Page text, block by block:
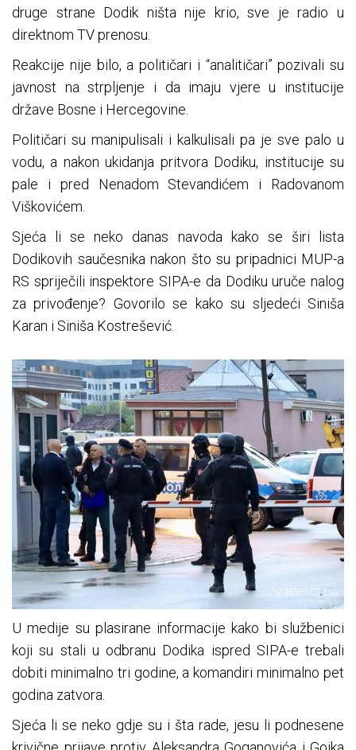
druge strane Dodik ništa nije krio, sve je radio u
direktnom TV prenosu.
Reakcije nije bilo, a političari i “analitičari” pozivali su
javnost na strpljenje i da imaju vjere u institucije
države Bosne i Hercegovine.
Političari su manipulisali i kalkulisali pa je sve palo u
vodu, a nakon ukidanja pritvora Dodiku, institucije su
pale i pred Nenadom Stevandićem i Radovanom
Viškovićem.
Sjeća li se neko danas navoda kako se širi lista
Dodikovih saučesnika nakon što su pripadnici MUP-a
RS spriječili inspektore SIPA-e da Dodiku uruče nalog
za privođenje? Govorilo se kako su sljedeći Siniša
Karan i Siniša Kostrešević.
U medije su plasirane informacije kako bi službenici
koji su stali u odbranu Dodika ispred SIPA-e trebali
dobiti minimalno tri godine, a komandiri minimalno pet
godina zatvora.
Sjeća li se neko gdje su i šta rade, jesu li podnesene